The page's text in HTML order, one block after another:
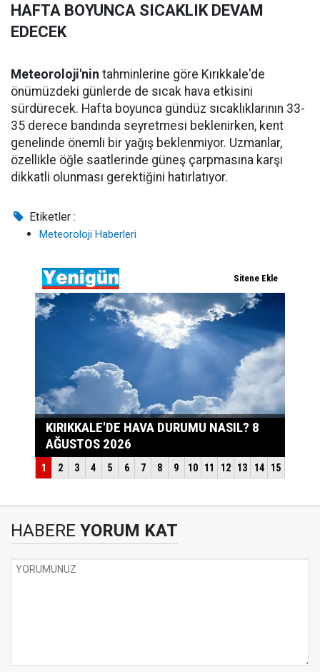
HAFTA BOYUNCA SICAKLIK DEVAM
EDECEK
Meteoroloji'nin tahminlerine göre Kırıkkale'de
önümüzdeki günlerde de sıcak hava etkisini
sürdürecek. Hafta boyunca gündüz sıcaklıklarının 33-
35 derece bandında seyretmesi beklenirken, kent
genelinde önemli bir yağış beklenmiyor. Uzmanlar,
özellikle öğle saatlerinde güneş çarpmasına karşı
dikkatli olunması gerektiğini hatırlatıyor.
Etiketler :
Meteoroloji Haberleri
HABERE YORUM KAT